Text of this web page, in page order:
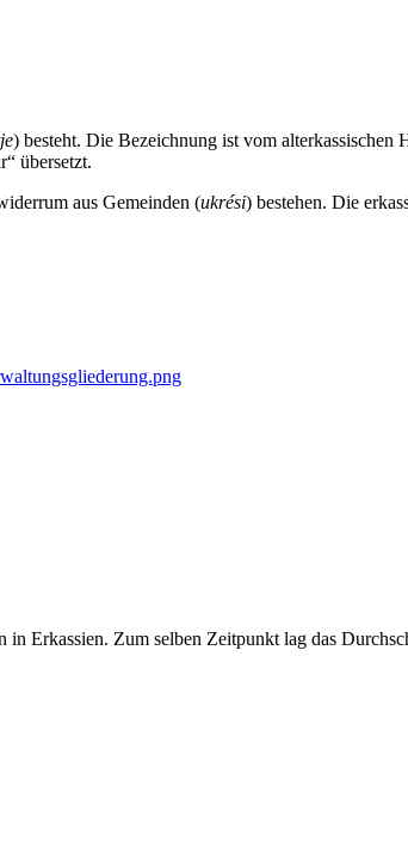
) besteht. Die Bezeichnung ist vom alterkassischen
übersetzt.
aus Gemeinden (ukrési) bestehen. Die
Erkassien. Zum selben Zeitpunkt lag das